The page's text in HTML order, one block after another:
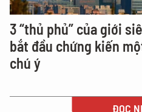
3 “thủ phủ” của giới
bắt đầu chứng kiến
chú ý
ĐỌC